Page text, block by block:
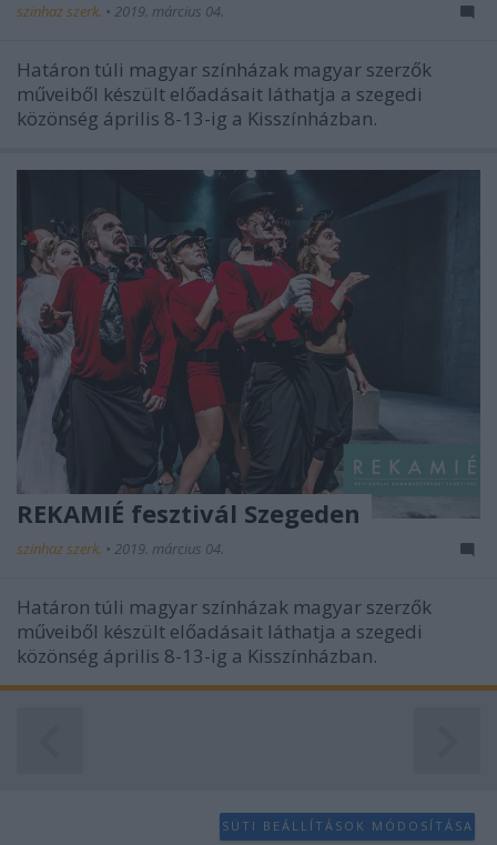
szinhaz szerk. • 2019. március 04.
Határon túli magyar színházak magyar szerzők
műveiből készült előadásait láthatja a szegedi
közönség április 8-13-ig a Kisszínházban.
REKAMIÉ fesztivál Szegeden
szinhaz szerk. • 2019. március 04.
Határon túli magyar színházak magyar szerzők
műveiből készült előadásait láthatja a szegedi
közönség április 8-13-ig a Kisszínházban.
SÜTI BEÁLLÍTÁSOK MÓDOSÍTÁSA